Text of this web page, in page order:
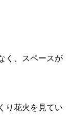
く、スペースが
り花火を見てい